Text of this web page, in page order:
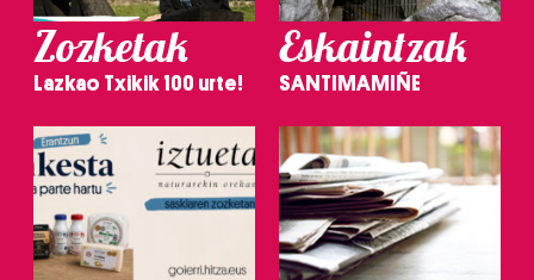
Zozketak
Lazkao Txikik 100 urte!
Eskaintzak
SANTIMAMIÑE